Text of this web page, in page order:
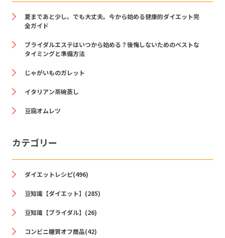
夏まであと少し。でも大丈夫。今から始める健康的ダイエット完
全ガイド
ブライダルエステはいつから始める？後悔しないためのベストな
タイミングと準備方法
じゃがいものガレット
イタリアン茶碗蒸し
豆腐オムレツ
カテゴリー
ダイエットレシピ(496)
豆知識【ダイエット】(285)
豆知識【ブライダル】(26)
コンビニ糖質オフ商品(42)